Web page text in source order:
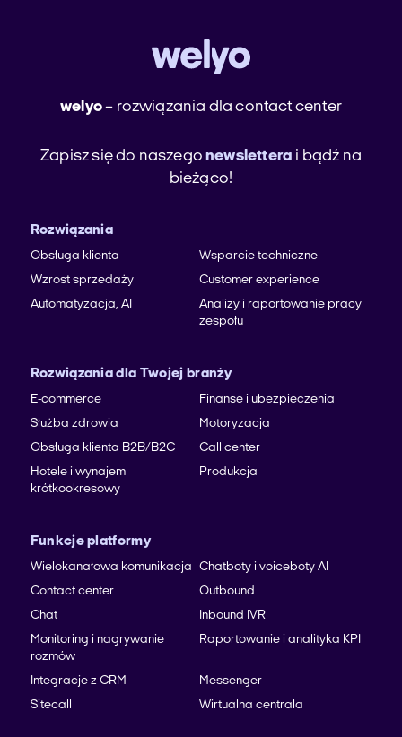
welyo– rozwiązania dla contact center
Zapisz się do naszegonewslettera i bądź na
bieżąco!
Rozwiązania
Obsługa klienta
Wsparcie techniczne
Wzrost sprzedaży
Customer experience
Automatyzacja, AI
Analizy i raportowanie pracy
zespołu
Rozwiązania dla Twojej branży
E-commerce
Finanse i ubezpieczenia
Służba zdrowia
Motoryzacja
Obsługa klienta B2B/B2C
Call center
Hotele i wynajem
krótkookresowy
Produkcja
Funkcje platformy
Wielokanałowa komunikacja Chatboty i voiceboty AI
Contact center
Outbound
Chat
Inbound IVR
Monitoring i nagrywanie
rozmów
Raportowanie i analityka KPI
Integracje z CRM
Messenger
Sitecall
Wirtualna centrala